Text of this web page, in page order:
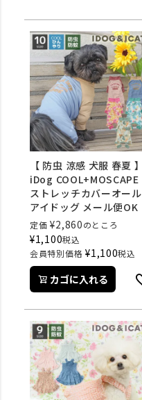
【 防虫 涼感 犬服 春夏 】
iDog COOL+MOSCAPE
ストレッチカバーオール
アイドッグ メール便OK
定価 ¥2,860のところ
¥1,100税込
会員特別価格 ¥1,100税込
カゴに入れる